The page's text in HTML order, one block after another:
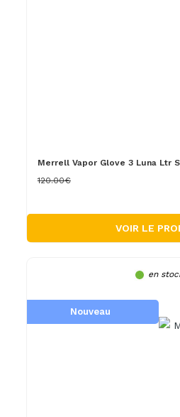
Merrell Vapor Glove 3 Luna Ltr
120.00€
VOIR LE
en
Nouveau